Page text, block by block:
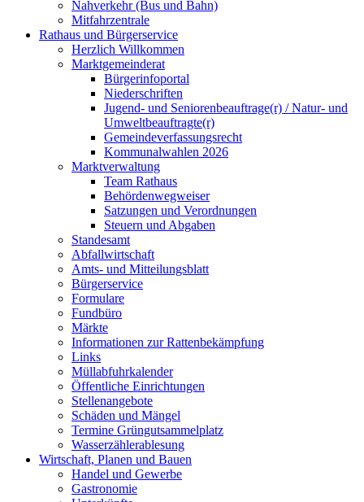
Nahverkehr (Bus und Bahn)
Mitfahrzentrale
Rathaus und Bürgerservice
Herzlich Willkommen
Marktgemeinderat
Bürgerinfoportal
Niederschriften
Jugend- und Seniorenbeauftrage(r) / Natur- und
Umweltbeauftragte(r)
Gemeindeverfassungsrecht
Kommunalwahlen 2026
Marktverwaltung
Team Rathaus
Behördenwegweiser
Satzungen und Verordnungen
Steuern und Abgaben
Standesamt
Abfallwirtschaft
Amts- und Mitteilungsblatt
Bürgerservice
Formulare
Fundbüro
Märkte
Informationen zur Rattenbekämpfung
Links
Müllabfuhrkalender
Öffentliche Einrichtungen
Stellenangebote
Schäden und Mängel
Termine Grüngutsammelplatz
Wasserzählerablesung
Wirtschaft, Planen und Bauen
Handel und Gewerbe
Gastronomie